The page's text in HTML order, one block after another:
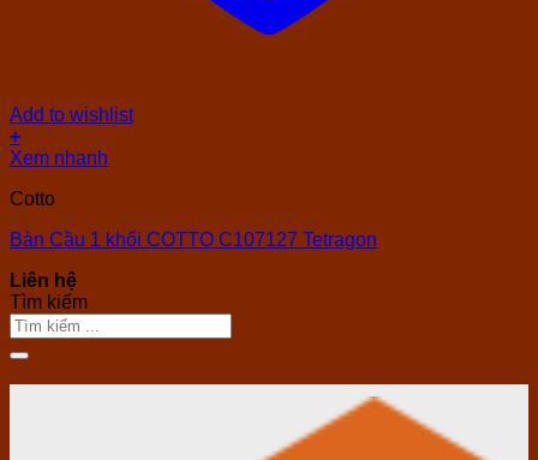
Add to wishlist
+
Xem nhanh
Cotto
Bàn Cầu 1 khối COTTO C107127 Tetragon
Liên hệ
Tìm kiếm
Tìm
kiếm: